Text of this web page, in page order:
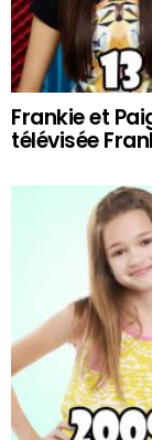
Frankie et
télévisée